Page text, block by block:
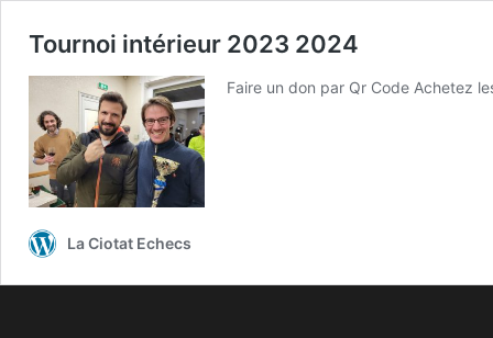
Tournoi intérieur 2023 2024
Faire un don par Qr Code
La Ciotat Echecs